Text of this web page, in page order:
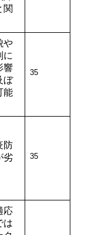
関
や
に
響
ぼ
能
35
防
劣
35
応
は